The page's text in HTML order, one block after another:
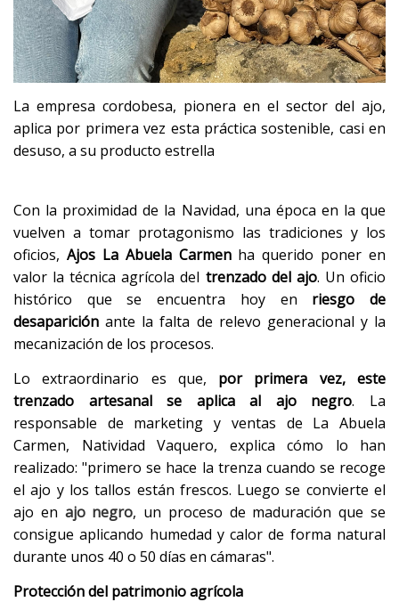
La empresa cordobesa, pionera en el sector del ajo,
aplica por primera vez esta práctica sostenible, casi en
desuso, a su producto estrella
Con la proximidad de la Navidad, una época en la que
vuelven a tomar protagonismo las tradiciones y los
oficios, Ajos La Abuela Carmenha querido poner en
valor la técnica agrícola del trenzado del ajo. Un oficio
histórico que se encuentra hoy en riesgo de
desaparición ante la falta de relevo generacional y la
mecanización de los procesos.
Lo extraordinario es que, por primera vez, este
trenzado artesanal se aplica al ajo negro. La
responsable de marketing y ventas de La Abuela
Carmen, Natividad Vaquero, explica cómo lo han
realizado: "primero se hace la trenza cuando se recoge
el ajo y los tallos están frescos. Luego se convierte el
ajo en ajo negro, un proceso de maduración que se
consigue aplicando humedad y calor de forma natural
durante unos 40 o 50 días en cámaras".
Protección del patrimonio agrícola